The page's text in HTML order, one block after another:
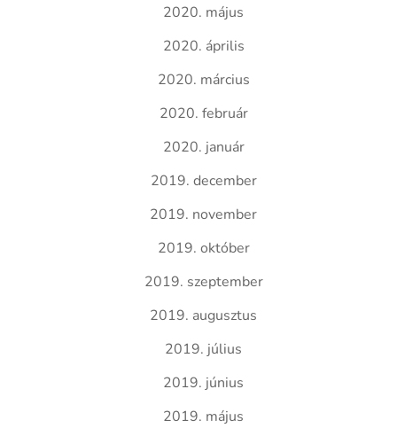
2020. május
2020. április
2020. március
2020. február
2020. január
2019. december
2019. november
2019. október
2019. szeptember
2019. augusztus
2019. július
2019. június
2019. május